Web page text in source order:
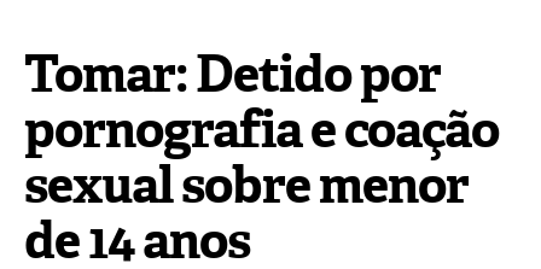
Tomar: Detido por
pornografia e coação
sexual sobre menor
de 14 anos